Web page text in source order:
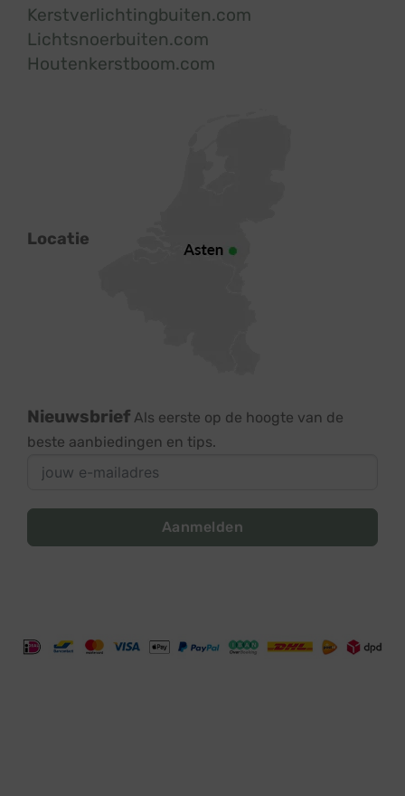
Kerstverlichtingbuiten.com
Lichtsnoerbuiten.com
Houtenkerstboom.com
Locatie
Nieuwsbrief Als eerste op de hoogte van de
beste aanbiedingen en tips.
Aanmelden